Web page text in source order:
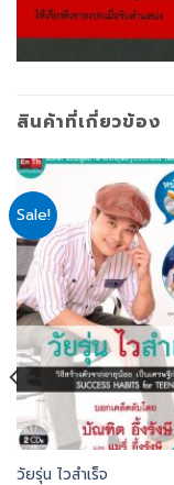
สินค้าที่เกี่ยวข้อง
Sale!
วัยรุ่น ไวสำเร็จ